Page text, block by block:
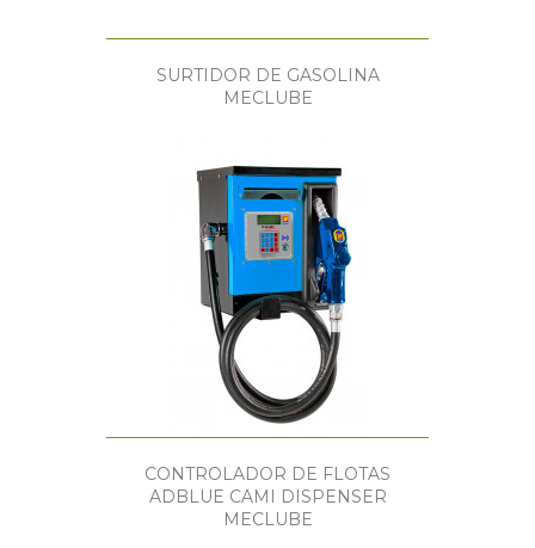
SURTIDOR DE GASOLINA
MECLUBE
CONTROLADOR DE FLOTAS
ADBLUE CAMI DISPENSER
MECLUBE